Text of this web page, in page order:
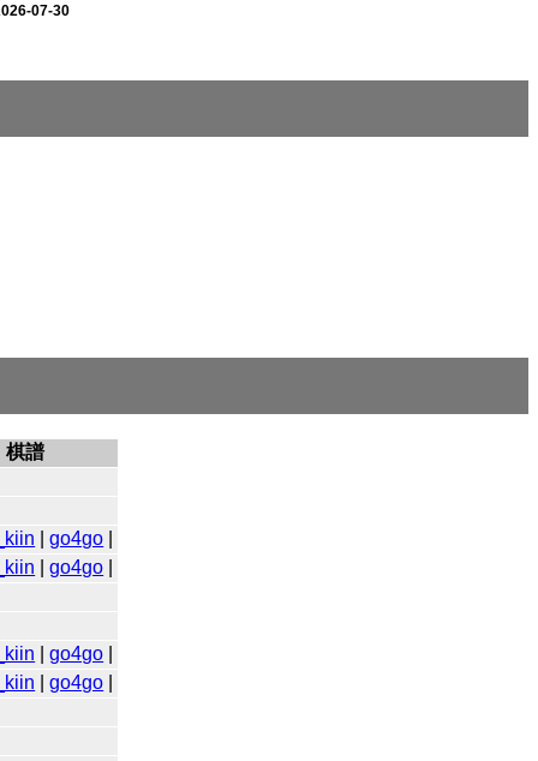
07-30
棋譜
|go4go
|go4go
|go4go
|go4go